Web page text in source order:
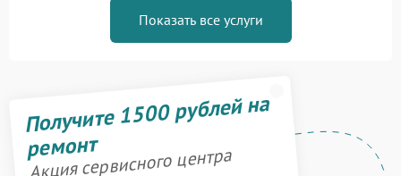
Показать все услуги
Получите 1500 рублей на
ремонт
Акция сервисного центра